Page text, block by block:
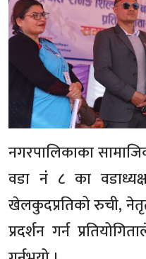
नगरपालिकाका
वडा नंं ८ का
खेलकुदप्रतिको रुची,
प्रदर्शन गर्न